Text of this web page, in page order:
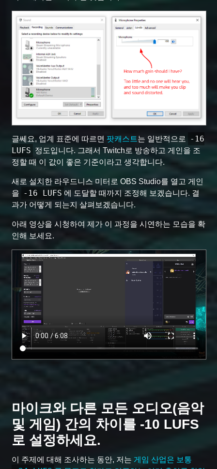
글쎄요, 업계 표준에 따르면 팟캐스트는 일반적으로
-16
LUFS 정도입니다. 그래서 Twitch로 방송하고 게인을 조
정할 때 이 값이 좋은 기준이라고 생각합니다.
새로 설치한 라우드니스 미터로 OBS Studio를 열고 게인
을
-16 LUFS 에 도달할 때까지 조정해 보겠습니다. 결
과가 어떻게 되는지 살펴보겠습니다.
아래 영상을 시청하여 제가 이 과정을 시연하는 모습을 확
인해 보세요.
마이크와 다른 모든 오디오(음악
및 게임) 간의 차이를 -10 LUFS
로 설정하세요.
이 주제에 대해 조사하는 동안, 저는 게임 산업은 보통